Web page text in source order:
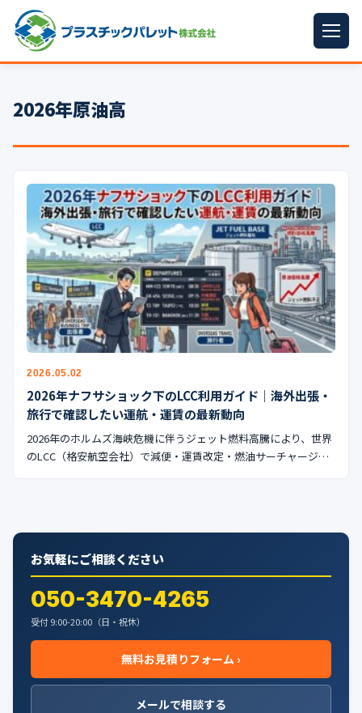
パレットサイズ
プラパレット ▼
コンテナ ▼
中古パレット
再生原料 ▼
梱包資材 ▼
イラン情勢まとめ ▼
公式ブログ
会社案内
🇺🇸🇰🇷🇹🇼🇻🇳
2026年原油高
2026.05.02
2026年ナフサショック下のLCC利用ガイド｜海外出張・
旅行で確認したい運航・運賃の最新動向
2026年のホルムズ海峡危機に伴うジェット燃料高騰により、世界
のLCC（格安航空会社）で減便・運賃改定・燃油サーチャージ…
お気軽にご相談ください
050-3470-4265
受付 9:00-20:00（日・祝休）
無料お見積りフォーム ›
メールで相談する